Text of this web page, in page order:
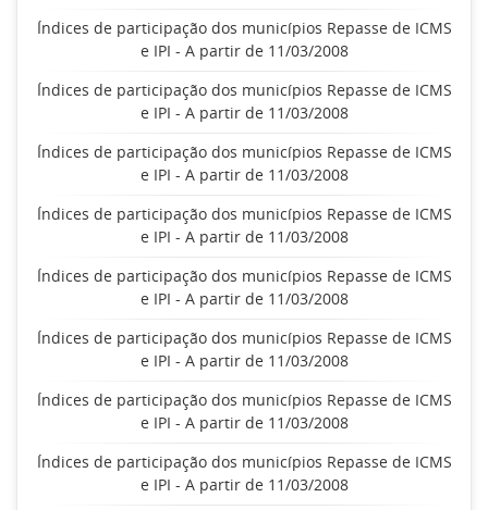
Índices de participação dos municípios Repasse de ICMS
e IPI - A partir de 11/03/2008
Índices de participação dos municípios Repasse de ICMS
e IPI - A partir de 11/03/2008
Índices de participação dos municípios Repasse de ICMS
e IPI - A partir de 11/03/2008
Índices de participação dos municípios Repasse de ICMS
e IPI - A partir de 11/03/2008
Índices de participação dos municípios Repasse de ICMS
e IPI - A partir de 11/03/2008
Índices de participação dos municípios Repasse de ICMS
e IPI - A partir de 11/03/2008
Índices de participação dos municípios Repasse de ICMS
e IPI - A partir de 11/03/2008
Índices de participação dos municípios Repasse de ICMS
e IPI - A partir de 11/03/2008